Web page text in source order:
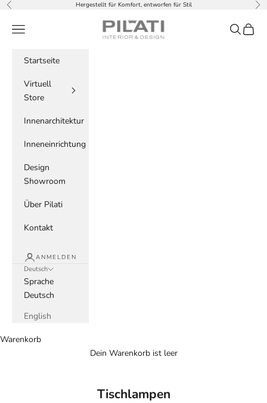
Zum Inhalt springen
Zurück Hergestellt für Komfort, entworfen für Stil Vor
PILATI
Menü Suchen
Startseite
Virtuell
Store
Innenarchitektur
Inneneinrichtung
Design
Showroom
Über Pilati
Kontakt
ANMELDEN
Deutsch
Sprache
Deutsch
English
Warenkorb
Dein Warenkorb ist leer
Tischlampen